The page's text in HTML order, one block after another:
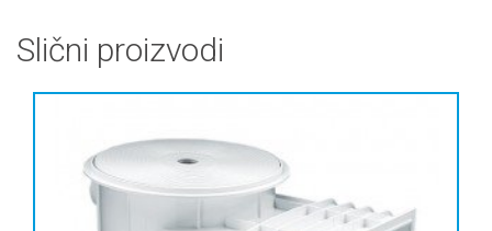
Slični proizvodi